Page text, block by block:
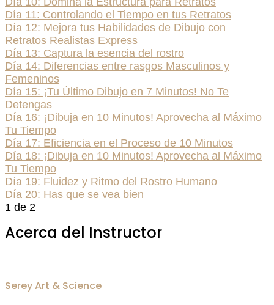
Día 11: Controlando el Tiempo en tus Retratos
Día 12: Mejora tus Habilidades de Dibujo con
Retratos Realistas Express
Día 13: Captura la esencia del rostro
Día 14: Diferencias entre rasgos Masculinos y
Femeninos
Día 15: ¡Tu Último Dibujo en 7 Minutos! No Te
Detengas
Día 16: ¡Dibuja en 10 Minutos! Aprovecha al Máximo
Tu Tiempo
Día 17: Eficiencia en el Proceso de 10 Minutos
Día 18: ¡Dibuja en 10 Minutos! Aprovecha al Máximo
Tu Tiempo
Día 19: Fluidez y Ritmo del Rostro Humano
Día 20: Has que se vea bien
1 de 2
Acerca del Instructor
Serey Art & Science